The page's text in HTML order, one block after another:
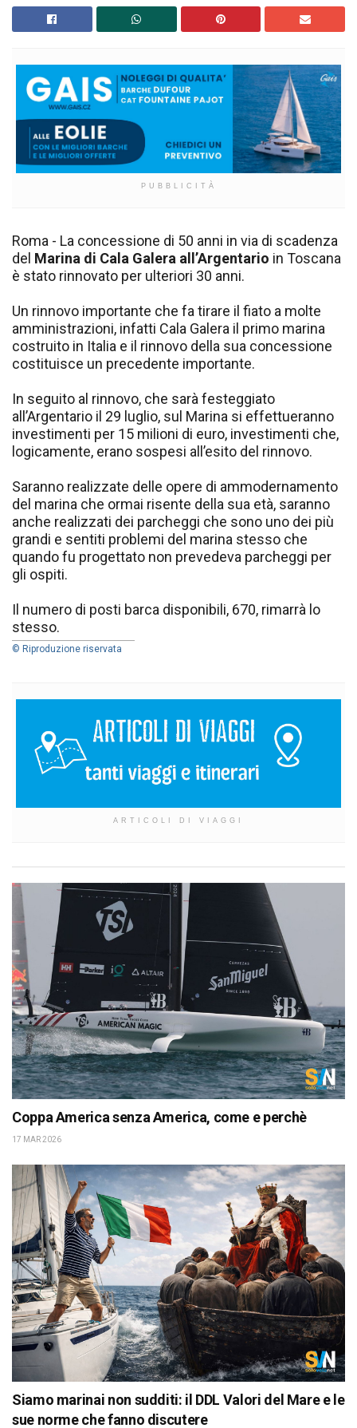
PUBBLICITÀ
Roma - La concessione di 50 anni in via di scadenza
del Marina di Cala Galera all’Argentario in Toscana
è stato rinnovato per ulteriori 30 anni.
Un rinnovo importante che fa tirare il fiato a molte
amministrazioni, infatti Cala Galera il primo marina
costruito in Italia e il rinnovo della sua concessione
costituisce un precedente importante.
In seguito al rinnovo, che sarà festeggiato
all’Argentario il 29 luglio, sul Marina si effettueranno
investimenti per 15 milioni di euro, investimenti che,
logicamente, erano sospesi all’esito del rinnovo.
Saranno realizzate delle opere di ammodernamento
del marina che ormai risente della sua età, saranno
anche realizzati dei parcheggi che sono uno dei più
grandi e sentiti problemi del marina stesso che
quando fu progettato non prevedeva parcheggi per
gli ospiti.
Il numero di posti barca disponibili, 670, rimarrà lo
stesso.
© Riproduzione riservata
ARTICOLI DI VIAGGI
Coppa America senza America, come e perchè
17 MAR 2026
Siamo marinai non sudditi: il DDL Valori del Mare e le
sue norme che fanno discutere